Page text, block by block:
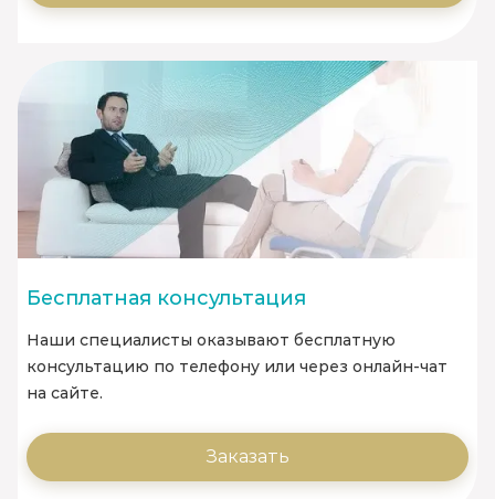
Бесплатная консультация
Наши специалисты оказывают бесплатную
консультацию по телефону или через онлайн-чат
на сайте.
Заказать